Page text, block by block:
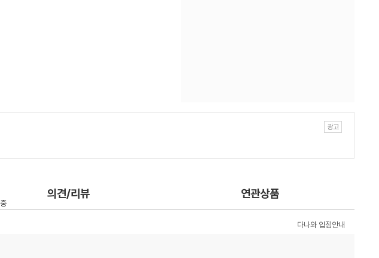
의견/리뷰 연관상품
다나와 입점안내